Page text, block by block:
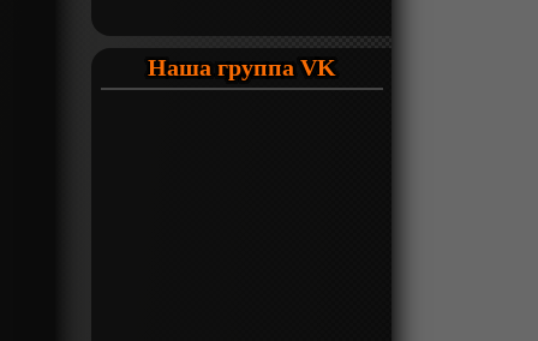
Наша группа VK